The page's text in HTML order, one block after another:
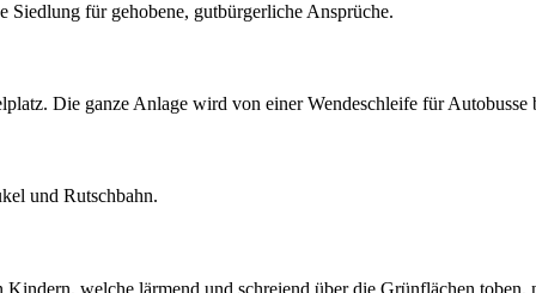
Siedlung für gehobene, gutbürgerliche Ansprüche.
Die ganze Anlage wird von einer Wendeschleife für Autobusse
und Rutschbahn.
welche lärmend und schreiend über die Grünflächen toben,